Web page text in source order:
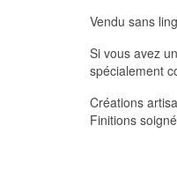
Vendu sans
Si vous avez
spécialement
Créations
Finitions